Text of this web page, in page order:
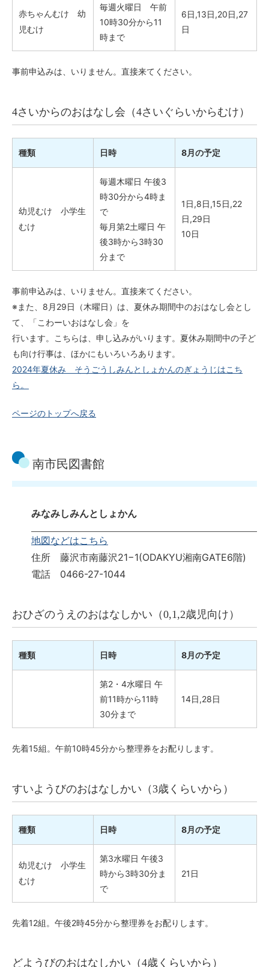
赤ちゃんむけ 幼
児むけ
毎週火曜日 午前
10時30分から11
時まで
6日,13日,20日,27
日
事前申込みは、いりません。直接来てください。
4さいからのおはなし会（4さいぐらいからむけ）
種類 日時 8月の予定
幼児むけ 小学生
むけ
毎週木曜日 午後3
時30分から4時ま
で
毎月第2土曜日 午
後3時から3時30
分まで
1日,8日,15日,22
日,29日
10日
事前申込みは、いりません。直接来てください。
※また、8月29日（木曜日）は、夏休み期間中のおはなし会とし
て、「こわーいおはなし会」を
行います。こちらは、申し込みがいります。夏休み期間中の子ど
も向け行事は、ほかにもいろいろあります。
2024年夏休み そうごうしみんとしょかんのぎょうじはこち
ら。
ページのトップへ戻る
南市民図書館
みなみしみんとしょかん
地図などはこちら
住所 藤沢市南藤沢21−1(ODAKYU湘南GATE6階)
電話 0466-27-1044
おひざのうえのおはなしかい（0,1,2歳児向け）
種類 日時 8月の予定
第2・4水曜日 午
前11時から11時
30分まで
14日,28日
先着15組。午前10時45分から整理券をお配りします。
すいようびのおはなしかい（3歳くらいから）
種類 日時 8月の予定
幼児むけ 小学生
むけ
第3水曜日 午後3
時から3時30分ま
で
21日
先着12組。午後2時45分から整理券をお配りします。
どようびのおはなしかい（4歳くらいから）